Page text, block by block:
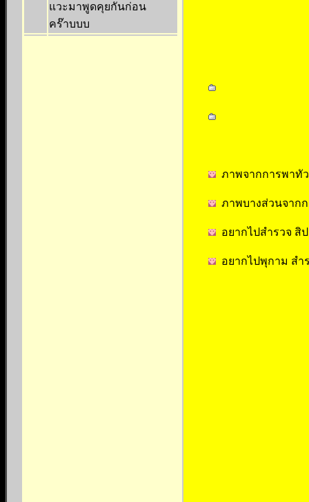
แวะมาพูดคุยกันก่อน
คร๊าบบบ
ภาพจากการพาทั
ภาพบางส่วนจาก
อยากไปสำรวจ สิ
อยากไปพุกาม สำ